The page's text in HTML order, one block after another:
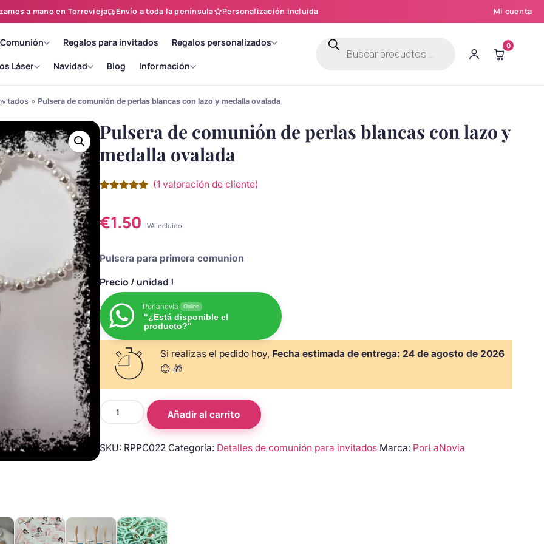
a mano en Torrevieja Envío a toda la península Personalización incluida Mi cuenta
Regalos para invitados Regalos personalizados
Láser Navidad Blog Información
Búsqueda
productos
0
» Pulsera de comunión de perlas blancas con lazo y medalla ovalada
Pulsera de comunión de perlas blancas con lazo y
medalla ovalada
5 en base
avaloración
(1 valoración de cliente)
€1.50 IVA incluido
Pulsera para primera comunion
Precio / unidad !
Porlanovia Online
"¿Está disponible el
producto?"
Si realizas el pedido hoy, Fecha estimada de entrega: 24 de agosto de 2026
😊 🎁
Pulsera
de
y
Añadir al carrito
SKU: RPPC022 Categoría: Detalles de comunión para invitados Marca: PorLaNovia